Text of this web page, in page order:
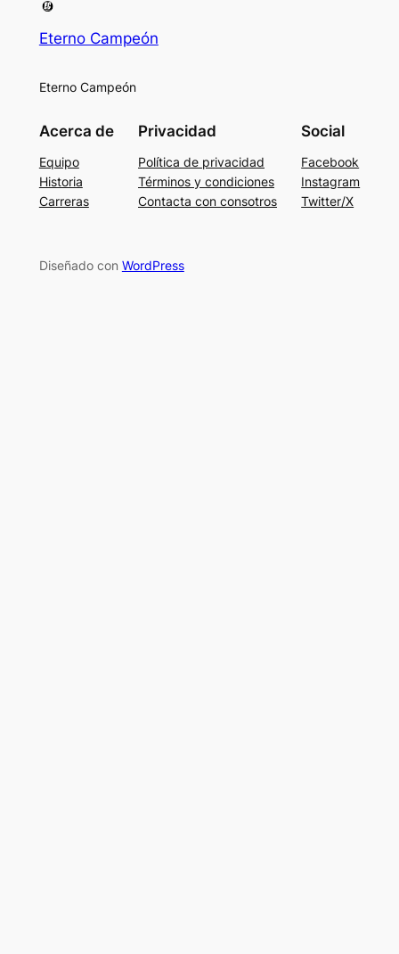
Eterno Campeón
Eterno Campeón
Acerca de
Equipo
Historia
Carreras
Privacidad
Política de privacidad
Términos y condiciones
Contacta con consotros
Social
Facebook
Instagram
Twitter/X
Diseñado con WordPress